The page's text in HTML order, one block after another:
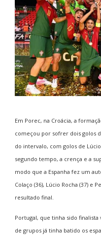
Em Porec, na Croácia, a
começou por sofrer dois golos
do intervalo, com golos de
segundo tempo, a crença e a
modo que a Espanha fez um
Colaço (36), Lúcio Rocha (37) e
resultado final.
Portugal, que tinha sido
de grupos já tinha batido os